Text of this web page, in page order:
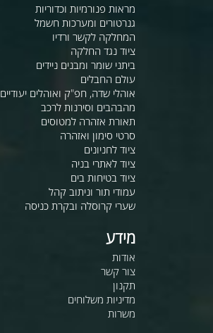
מראות פנורמיות וכדוריות
גנרטורים ומערכות חשמל
המחלקה לקשר ורדיו
ציוד נגד החלקה
ביתני שומר ומבנים ניידים
עולם החבלים
אוהלי שדה, חפ"ק ואוהלים יעודיים
מהבהבים וסירנות לרכב
תאורת אזהרה למטוסים
סרטי סימון ואזהרה
ציוד לחניונים
ציוד לאתרי בניה
ציוד בטיחות בים
עמודי תור וניתוב קהל
שערי קרוסלה ובקרת כניסה
מידע
אודות
צור קשר
תקנון
מדיניות משלוחים
משרות